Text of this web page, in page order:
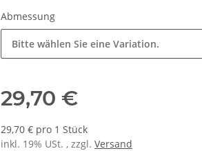
Abmessung
Bitte wählen Sie eine Variation.
29,70 €
29,70 € pro 1 Stück
inkl. 19% USt. , zzgl. Versand